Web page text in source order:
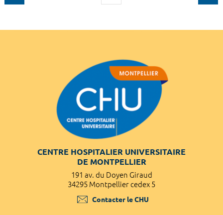
CENTRE HOSPITALIER UNIVERSITAIRE
DE MONTPELLIER
191 av. du Doyen Giraud
34295 Montpellier cedex 5
Contacter le CHU